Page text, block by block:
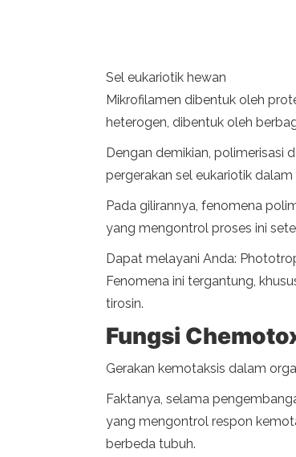
Sel eukariotik hewan
Mikrofilamen dibentuk oleh
heterogen, dibentuk oleh
Dengan demikian, polimerisasi
pergerakan sel eukariotik
Pada gilirannya, fenomena
yang mengontrol proses ini
Dapat melayani Anda:
Fenomena ini tergantung,
tirosin.
Fungsi
Gerakan kemotaksis dalam
Faktanya, selama
yang mengontrol respon
berbeda tubuh.